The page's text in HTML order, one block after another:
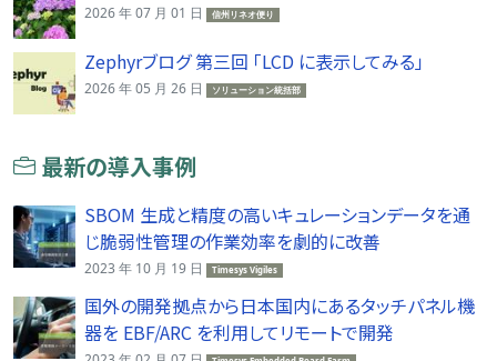
2026 年 07 月 01 日 信州リネオ便り
Zephyrブログ 第三回 「LCD に表示してみる」
2026 年 05 月 26 日 ソリューション統括部
最新の導入事例
SBOM 生成と精度の高いキュレーションデータを通
じ脆弱性管理の作業効率を劇的に改善
2023 年 10 月 19 日 Timesys Vigiles
国外の開発拠点から日本国内にあるタッチパネル機
器を EBF/ARC を利用してリモートで開発